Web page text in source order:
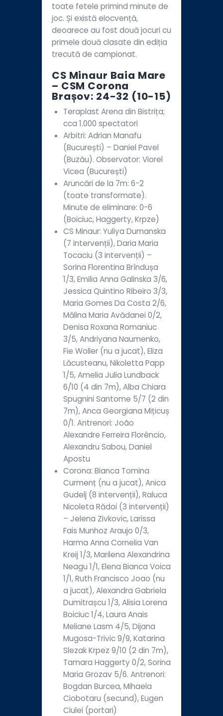
toate fetele primind minute de
joc. Și există elocvență,
deoarece au fost două jocuri cu
primele două clasate din ediția
trecută de campionat.
CS Minaur Baia Mare
– CSM Corona
Brașov: 24-32 (10-15)
Teraplast Arena din Bistrița;
cca 1.000 spectatori
Arbitri: Adrian Manafu
(București) – Daniel Pavel
(Buzău). Observator: Viorel
Vicea (București)
Aruncări de la 7m: 6-2
(toate transformate).
Minute de eliminare: 0-6
(Boiciuc, Haggerty, Krpze)
CS Minaur: Yuliya Dumanska
(7 intervenții), Daria Maria
Tocaciu (3 intervenții) –
Sorina Florentina Brîndușa
1/3, Emilia Anna Galinska 3/6,
Jessica Quintino Ribeiro 3/3,
Maria Gomes Da Costa 2/6,
Mălina Maria Avădanei 0/2,
Denisa Roxana Romaniuc
3/5, Andriyana Naumenko,
Fie Woller (nu a jucat), Eliza
Lăcusteanu, Nikoletta Papp
1/5, Amelia Julia Lundback
6/10 (4 din 7m), Alba Chiara
Spugnini Santome 5/7 (2 din
7m), Anca Georgiana Mițicuș
0/1. Antrenori: João
Alexandre Ferreira Florêncio,
Alexandru Sabou, Daniel
Apostu
Corona: Bianca Tomina
Curmenț (nu a jucat), Anica
Gudelj (8 intervenții), Raluca
Nicoleta Rădoi (3 intervenții)
– Jelena Zivkovic, Larissa
Fais Munhoz Araujo 0/3,
Harma Anna Cornelia Van
Kreij 1/3, Marilena Alexandrina
Neagu 1/1, Elena Bianca Voica
1/1, Ruth Francisco Joao (nu
a jucat), Alexandra Gabriela
Dumitrașcu 1/3, Alisia Lorena
Boiciuc 1/4, Laura Anais
Meliane Lasm 4/5, Dijana
Mugosa-Trivic 9/9, Katarina
Slezak Krpez 9/10 (2 din 7m),
Tamara Haggerty 0/2, Sorina
Maria Grozav 5/6. Antrenori:
Bogdan Burcea, Mihaela
Ciobotaru (secund), Eugen
Ciulei (portari)